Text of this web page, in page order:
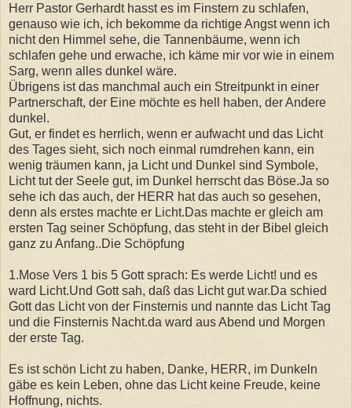
Herr Pastor Gerhardt hasst es im Finstern zu schlafen,
genauso wie ich, ich bekomme da richtige Angst wenn ich
nicht den Himmel sehe, die Tannenbäume, wenn ich
schlafen gehe und erwache, ich käme mir vor wie in einem
Sarg, wenn alles dunkel wäre.
Übrigens ist das manchmal auch ein Streitpunkt in einer
Partnerschaft, der Eine möchte es hell haben, der Andere
dunkel.
Gut, er findet es herrlich, wenn er aufwacht und das Licht
des Tages sieht, sich noch einmal rumdrehen kann, ein
wenig träumen kann, ja Licht und Dunkel sind Symbole,
Licht tut der Seele gut, im Dunkel herrscht das Böse.Ja so
sehe ich das auch, der HERR hat das auch so gesehen,
denn als erstes machte er Licht.Das machte er gleich am
ersten Tag seiner Schöpfung, das steht in der Bibel gleich
ganz zu Anfang..Die Schöpfung
1.Mose Vers 1 bis 5 Gott sprach: Es werde Licht! und es
ward Licht.Und Gott sah, daß das Licht gut war.Da schied
Gott das Licht von der Finsternis und nannte das Licht Tag
und die Finsternis Nacht.da ward aus Abend und Morgen
der erste Tag.
Es ist schön Licht zu haben, Danke, HERR, im Dunkeln
gäbe es kein Leben, ohne das Licht keine Freude, keine
Hoffnung, nichts.